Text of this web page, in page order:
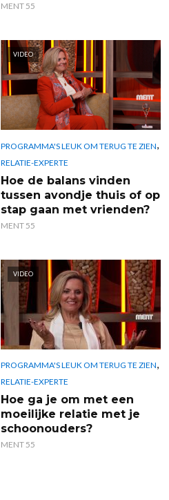
MENT 55
VIDEO
PROGRAMMA'S LEUK OM TERUG TE ZIEN,
RELATIE-EXPERTE
Hoe de balans vinden
tussen avondje thuis of op
stap gaan met vrienden?
MENT 55
VIDEO
PROGRAMMA'S LEUK OM TERUG TE ZIEN,
RELATIE-EXPERTE
Hoe ga je om met een
moeilijke relatie met je
schoonouders?
MENT 55